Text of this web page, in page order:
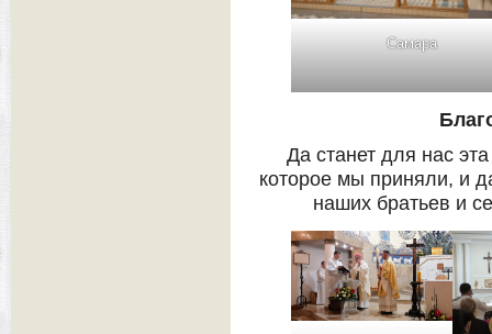
Самара
Да станет для нас
которое мы приняли, и
наших братьев и